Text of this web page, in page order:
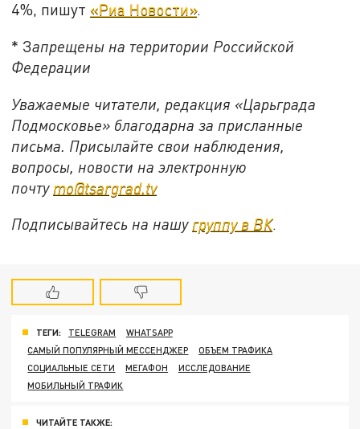
4%, пишут «Риа Новости».
* Запрещены на территории Российской
Федерации
Уважаемые читатели, редакция «Царьграда
Подмосковье» благодарна за присланные
письма. Присылайте свои наблюдения,
вопросы, новости на электронную
почту mo@tsargrad.tv
Подписывайтесь на нашу группу в ВК.
ТЕГИ: TELEGRAM
WHATSAPP
САМЫЙ ПОПУЛЯРНЫЙ МЕССЕНДЖЕР
ОБЪЕМ ТРАФИКА
СОЦИАЛЬНЫЕ СЕТИ
МЕГАФОН
ИССЛЕДОВАНИЕ
МОБИЛЬНЫЙ ТРАФИК
ЧИТАЙТЕ ТАКЖЕ: